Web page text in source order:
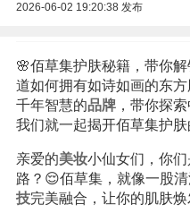
2026-06-02 19:20:38发布
🌸佰草集护肤秘籍，带你
道如何拥有如诗如画的东
千年智慧的品牌，带你探索
我们就一起揭开佰草集护肤
亲爱的美妆小仙女们，你
路？😌佰草集，就像一股
技完美融合，让你的肌肤